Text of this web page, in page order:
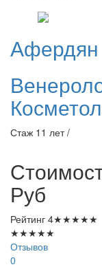
Афердян
Стаж 11 лет /
Руб
Рейтинг 4★★★★★
★★★★★
Отзывов
0